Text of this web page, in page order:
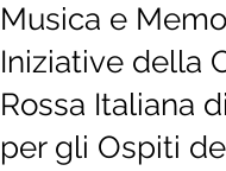
Musica e
Iniziative della
Rossa Italiana
per gli Ospiti